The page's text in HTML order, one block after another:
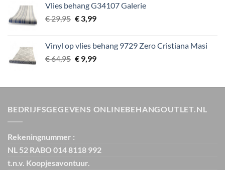
was:
€ 119,00.
is:
Vlies behang G34107 Galerie
€29,95 Oorspronkelijke
€ 29,95.
€3,99Huidige
€ 3,99.
Vinyl op vlies behang 9729 Zero Cristiana Masi
€64,95 Oorspronkelijke
€ 64,95.
€9,99Huidige
€ 9,99.
BEDRIJFSGEGEVENS ONLINEBEHANGOUTLET.NL
Rekeningnummer :
NL 52 RABO 014 8118 992
t.n.v. Koopjesavontuur.